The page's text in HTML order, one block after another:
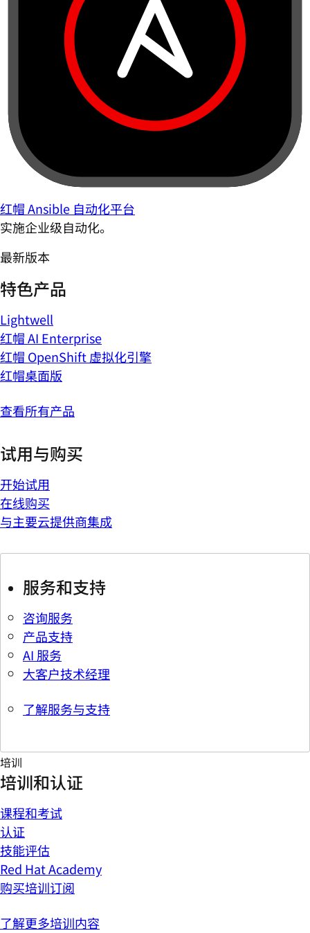
红帽 Ansible 自动化平台
实施企业级自动化。
最新版本
特色产品
Lightwell
红帽 AI Enterprise
红帽 OpenShift 虚拟化引擎
红帽桌面版
查看所有产品
试用与购买
开始试用
在线购买
与主要云提供商集成
服务和支持
咨询服务
产品支持
AI 服务
大客户技术经理
了解服务与支持
培训
培训和认证
课程和考试
认证
技能评估
Red Hat Academy
购买培训订阅
了解更多培训内容